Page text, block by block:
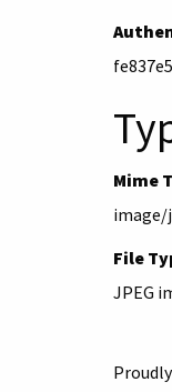
Mime
image/
File
JPEG